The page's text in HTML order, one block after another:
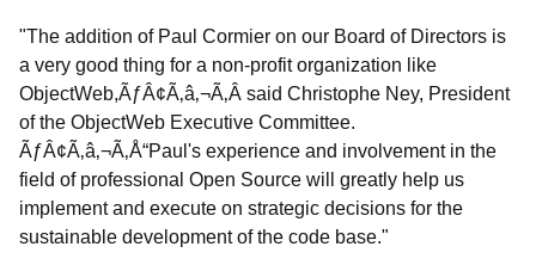
"The addition of Paul Cormier on our Board of Directors is
a very good thing for a non-profit organization like
ObjectWeb,ÃƒÂ¢Ã‚â‚¬Ã‚Â said Christophe Ney, President
of the ObjectWeb Executive Committee.
ÃƒÂ¢Ã‚â‚¬Ã‚Å“Paul's experience and involvement in the
field of professional Open Source will greatly help us
implement and execute on strategic decisions for the
sustainable development of the code base."